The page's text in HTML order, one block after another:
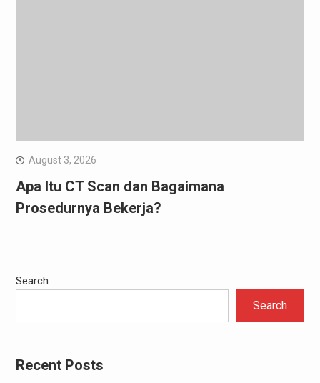
August 3, 2026
Apa Itu CT Scan dan Bagaimana
Prosedurnya Bekerja?
Search
Search
Recent Posts